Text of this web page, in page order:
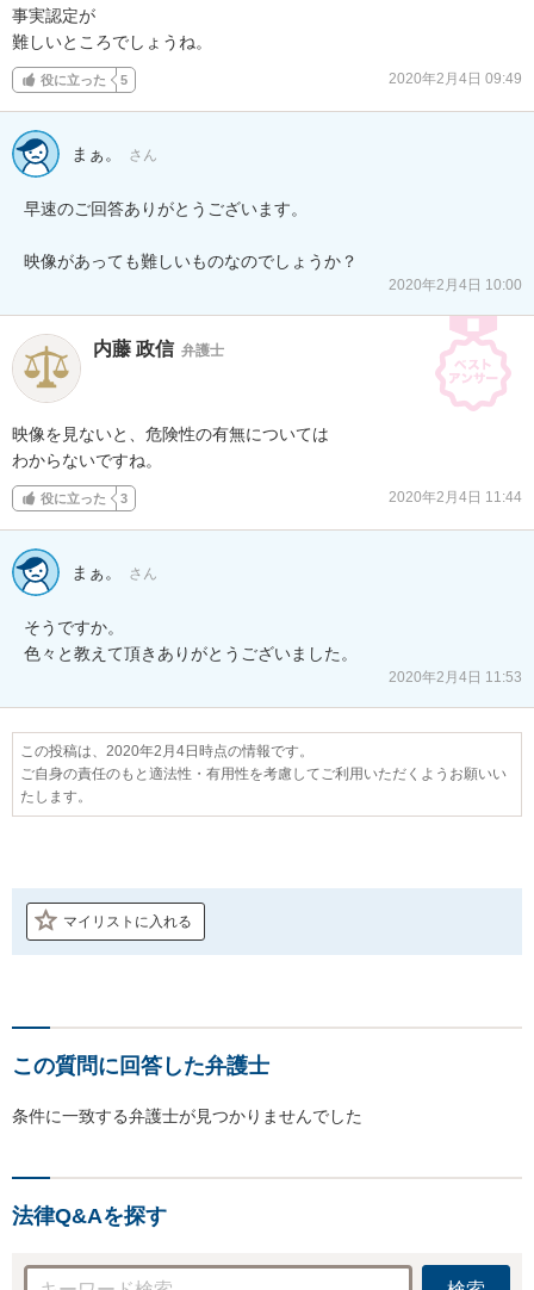
事実認定が
難しいところでしょうね。
役に立った 5 2020年2月4日 09:49
まぁ。 さん
早速のご回答ありがとうございます。
映像があっても難しいものなのでしょうか？
2020年2月4日 10:00
内藤 政信 弁護士
映像を見ないと、危険性の有無については
わからないですね。
役に立った 3 2020年2月4日 11:44
まぁ。 さん
そうですか。
色々と教えて頂きありがとうございました。
2020年2月4日 11:53
この投稿は、2020年2月4日時点の情報です。
ご自身の責任のもと適法性・有用性を考慮してご利用いただくようお願いい
たします。
マイリストに入れる
この質問に回答した弁護士
条件に一致する弁護士が見つかりませんでした
法律Q&Aを探す